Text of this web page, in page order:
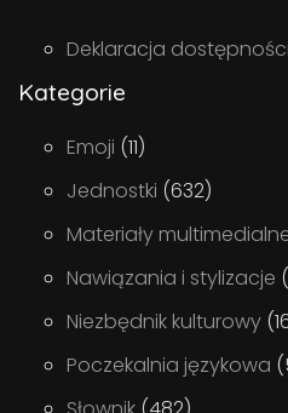
Deklaracja dostępności
Kategorie
Emoji (11)
Jednostki (632)
Materiały
Nawiązania i stylizacje
Niezbędnik kulturowy
Poczekalnia językowa